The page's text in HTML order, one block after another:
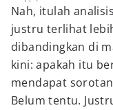
Nah, itulah
justru terlihat
dibandingkan di
kini: apakah itu
mendapat
Belum tentu.